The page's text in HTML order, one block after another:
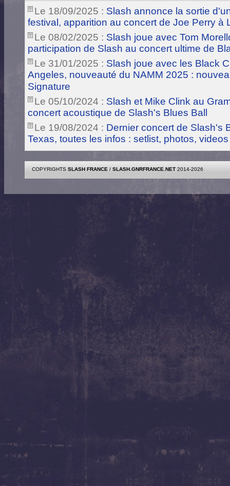
Le 18/09/2025 : Slash annonce la sortie
festival, apparition au concert de Joe Perry à
Le 08/02/2025 : Slash joue avec Tom
participation de Slash au concert ultime de
Le 31/01/2025 : Slash joue avec les Black
Angeles, nouveauté du NAMM 2025 :
Signature
Le 05/10/2024 : Slash et Mike Clink au
concert acoustique de Slash's Blues Ball
Le 19/08/2024 : Dernier concert de Slash's
Texas, toutes les infos : setlist, photos, videos
COPYRIGHTS SLASH FRANCE / SLASH.GNRFRANCE.NET 2014-2026